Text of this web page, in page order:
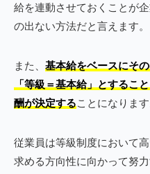
給を連動させておくことが
の出ない方法だと言えます。
また、 基本給をベースにそ
「等級＝基本給」とするこ
酬が決定することになります
従業員は等級制度において
求める方向性に向かって努